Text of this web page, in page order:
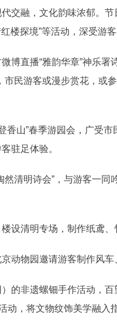
交融，文化韵味浓郁。
楼探境”等活动，深受游客
直播“雅韵华章”神乐署
市民游客或漫步赏花，或
山”春季游园会，广受市
驻足体验。
清明诗会”，与游客一同
清明专场，制作纸鸢、
物园邀请游客制作风车
非遗螺钿手作活动，百
动，将文物纹饰美学融